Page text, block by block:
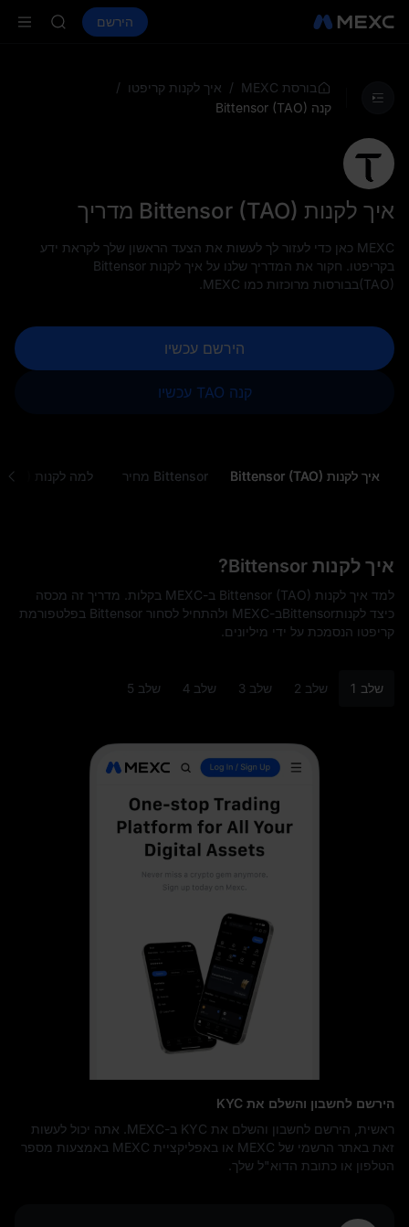
ספוט חוזים עתידיים PLTR הירשם
HEI
בורסת MEXC / איך לקנות קריפטו /
קנה Bittensor (TAO)
איך לקנות Bittensor (TAO) מדריך
MEXC כאן כדי לעזור לך לעשות את הצעד הראשון שלך לקראת ידע
בקריפטו. חקור את המדריך שלנו על איך לקנות Bittensor
(TAO)בבורסות מרוכזות כמו MEXC.
הירשם עכשיו
קנה TAO עכשיו
איך לקנות Bittensor (TAO) Bittensor מחיר למה לקנות Bittensor (TAO)
איך לקנות Bittensor?
למד איך לקנות Bittensor (TAO) ב-MEXC בקלות. מדריך זה מכסה
כיצד לקנותBittensorב-MEXC ולהתחיל לסחור Bittensor בפלטפורמת
קריפטו הנסמכת על ידי מיליונים.
שלב 1 שלב 2 שלב 3 שלב 4 שלב 5
הירשם לחשבון והשלם את KYC
ראשית, הירשם לחשבון והשלם את KYC ב-MEXC. אתה יכול לעשות
זאת באתר הרשמי של MEXC או באפליקציית MEXC באמצעות מספר
הטלפון או כתובת הדוא"ל שלך.